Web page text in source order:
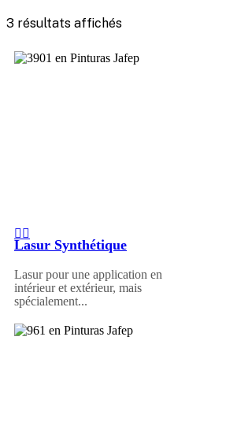
3 résultats affichés
Lasur Synthétique
Lasur pour une application en
intérieur et extérieur, mais
spécialement...